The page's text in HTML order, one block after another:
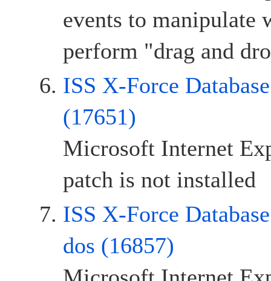
events to manipulate
perform "drag and
ISS X-Force
(17651)
Microsoft Internet
patch is not installed
ISS X-Force
dos (16857)